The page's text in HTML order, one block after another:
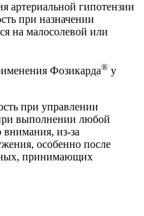
артериальной гипотензии
при назначении
на малосолевой или
Фозикарда® у
при управлении
выполнении любой
из-за
особенно после
принимающих